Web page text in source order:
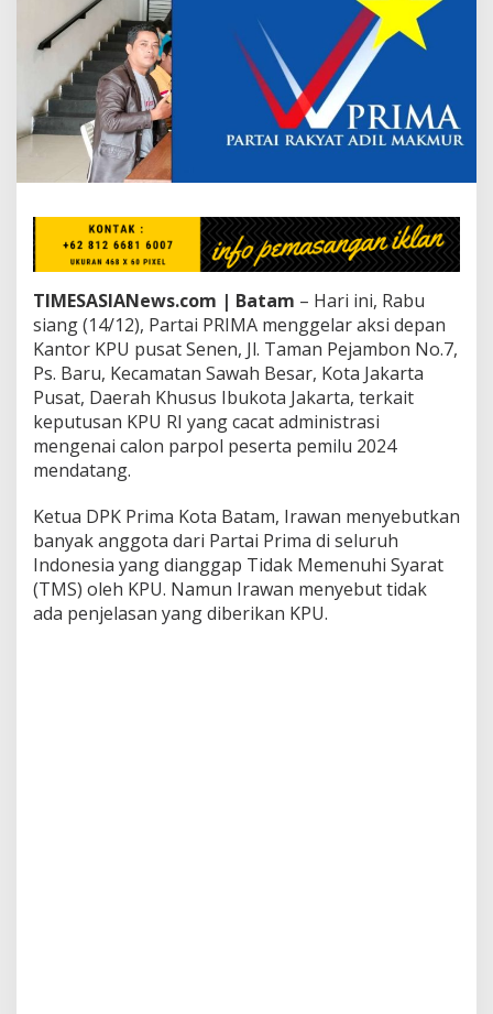
P
U
R
I
,
D
P
K
P
R
A
B
t
a
m
S
i
a
p
K
l
P
u
u
s
TIMESASIANews.com | Batam – Hari ini, Rabu
siang (14/12), Partai PRIMA menggelar aksi depan
Kantor KPU pusat Senen, Jl. Taman Pejambon No.7,
Ps. Baru, Kecamatan Sawah Besar, Kota Jakarta
Pusat, Daerah Khusus Ibukota Jakarta, terkait
keputusan KPU RI yang cacat administrasi
mengenai calon parpol peserta pemilu 2024
mendatang.
Ketua DPK Prima Kota Batam, Irawan menyebutkan
banyak anggota dari Partai Prima di seluruh
Indonesia yang dianggap Tidak Memenuhi Syarat
(TMS) oleh KPU. Namun Irawan menyebut tidak
ada penjelasan yang diberikan KPU.